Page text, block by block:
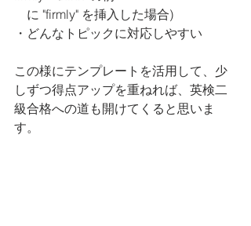
に "firmly" を挿入した場合)
・どんなトピックに対応しやすい
この様にテンプレートを活用して、少
しずつ得点アップを重ねれば、英検二
級合格への道も開けてくると思いま
す。